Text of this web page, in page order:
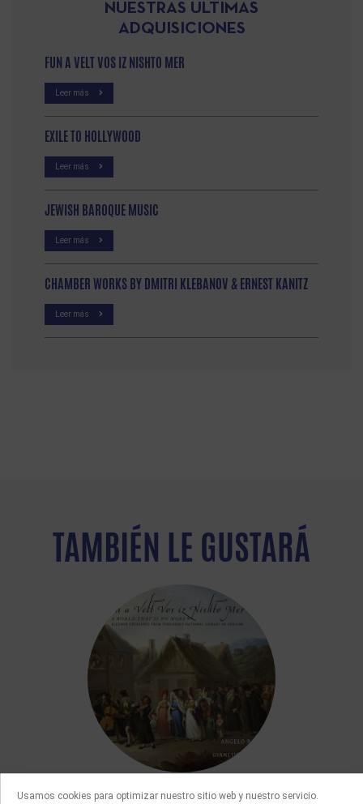
Usamos cookies para optimizar nuestro sitio web y nuestro servicio.
NUESTRAS ÚLTIMAS
ADQUISICIONES
FUN A VELT VOS IZ NISHTO MER
Leer más
EXILE TO HOLLYWOOD
Leer más
JEWISH BAROQUE MUSIC
Leer más
CHAMBER WORKS BY DMITRI KLEBANOV & ERNEST KANITZ
Leer más
TAMBIÉN LE GUSTARÁ
ÚLTIMAS ADQUISICIONES